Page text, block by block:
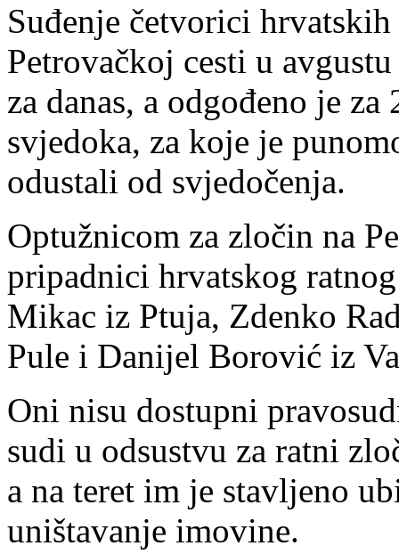
Suđenje četvorici
Petrovačkoj cesti u
za danas, a odgođeno je
svjedoka, za koje je
odustali od svjedočenja.
Optužnicom za zločin na
pripadnici hrvatskog
Mikac iz Ptuja, Zdenko
Pule i Danijel Borović iz
Oni nisu dostupni
sudi u odsustvu za ratni
a na teret im je stavljeno
uništavanje imovine.